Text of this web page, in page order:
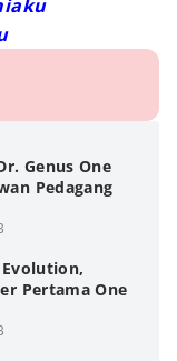
Genus One
Pedagang
Pertama One